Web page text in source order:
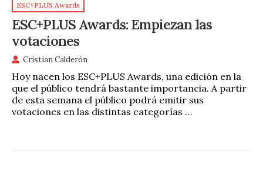
ESC+PLUS Awards
ESC+PLUS Awards: Empiezan las
votaciones
Cristian Calderón
Hoy nacen los ESC+PLUS Awards, una edición en la
que el público tendrá bastante importancia. A partir
de esta semana el público podrá emitir sus
votaciones en las distintas categorías …